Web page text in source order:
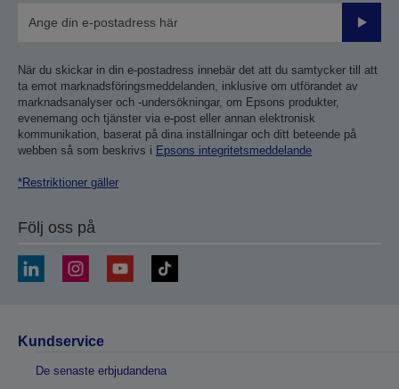
Skicka
När du skickar in din e-postadress innebär det att du samtycker till att
ta emot marknadsföringsmeddelanden, inklusive om utförandet av
marknadsanalyser och -undersökningar, om Epsons produkter,
evenemang och tjänster via e-post eller annan elektronisk
kommunikation, baserat på dina inställningar och ditt beteende på
webben så som beskrivs i Epsons integritetsmeddelande
*Restriktioner gäller
Följ oss på
Kundservice
De senaste erbjudandena